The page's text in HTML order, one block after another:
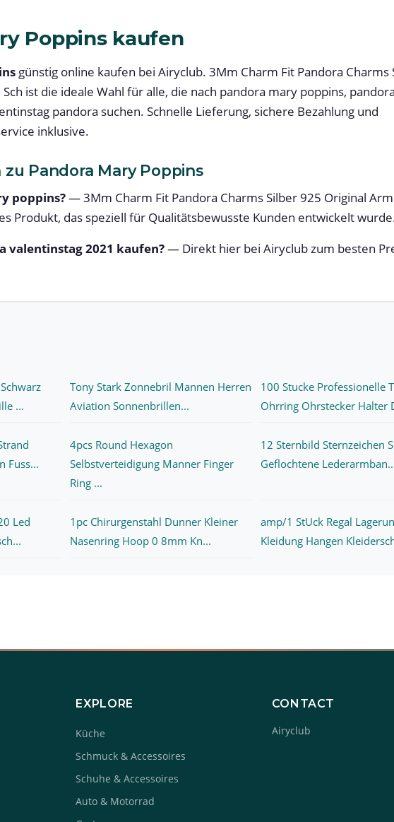
Poppins kaufen
günstig online kaufen bei Airyclub. 3Mm Charm Fit Pandora Charms
ist die ideale Wahl für alle, die nach pandora mary poppins, pandora
pandora suchen. Schnelle Lieferung, sichere Bezahlung und
inklusive.
Pandora Mary Poppins
poppins?— 3Mm Charm Fit Pandora Charms Silber 925 Original
Produkt, das speziell für Qualitätsbewusste Kunden entwickelt
valentinstag 2021 kaufen?— Direkt hier bei Airyclub zum besten
...
Tony Stark Zonnebril Mannen Herren
Aviation Sonnenbrillen...
100 Stucke Professionelle
Ohrring Ohrstecker Halter
Fuss...
4pcs Round Hexagon
Selbstverteidigung Manner Finger
Ring ...
12 Sternbild Sternzeichen
Geflochtene
Led
1pc Chirurgenstahl Dunner Kleiner
Nasenring Hoop 0 8mm Kn...
amp/1 StUck Regal
Kleidung Hangen
EXPLORE
Küche
Schmuck & Accessoires
Schuhe & Accessoires
Auto & Motorrad
CONTACT
Airyclub